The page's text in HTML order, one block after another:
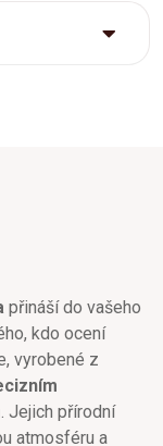
přináší do vašeho
kdo ocení
vyrobené z
. Jejich přírodní
atmosféru a